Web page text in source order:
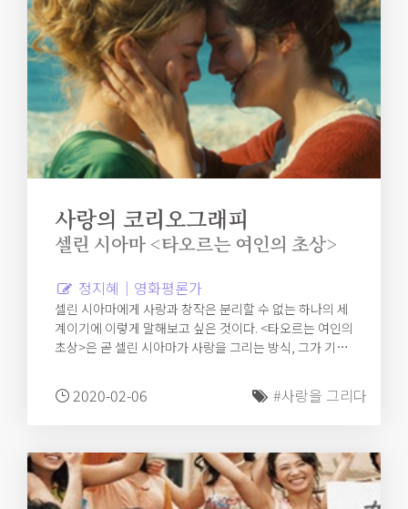
사랑의 코리오그래피
셀린 시아마 <타오르는 여인의 초상>
정지혜｜영화평론가
셀린 시아마에게 사랑과 창작은 분리할 수 없는 하나의 세
계이기에 이렇게 말해보고 싶은 것이다. <타오르는 여인의
초상>은 곧 셀린 시아마가 사랑을 그리는 방식, 그가 기억
편이라고 말이다.
2020-02-06 #사랑을 그리다